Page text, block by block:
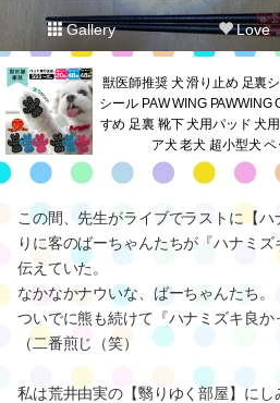
Gallery Love
獣医師推奨 犬 滑り止め 足裏
シール PAW WING
すめ 足裏 靴下 犬用パッド 犬
ア犬 老犬 超小型犬
この間、先生がライブでラストに【
りに客のばーちゃんたちが『ハナミ
伝えていた。
なかなかナウいな、ばーちゃんたち。
ついでに熊も続けて『ハナミズキ良か
（二番煎じ（笑）
私は荒井由実の【翳りゆく部屋】に